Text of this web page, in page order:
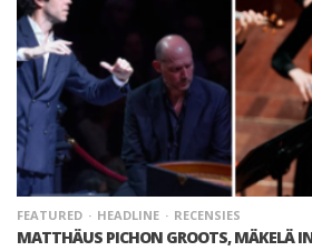
FEATURED HEADLINE RECENSIES
MATTHÄUS PICHON GROOTS, MÄKELÄ